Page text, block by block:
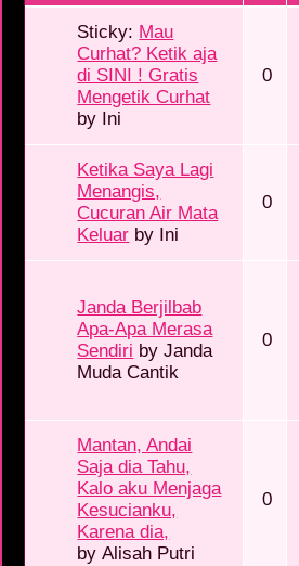
Sticky: Mau
Curhat? Ketik aja
di SINI ! Gratis
Mengetik Curhat
by Ini
0
Ketika Saya Lagi
Menangis,
Cucuran Air Mata
Keluar by Ini
0
Janda Berjilbab
Apa-Apa Merasa
Sendiri byJanda
Muda Cantik
0
Mantan, Andai
Saja dia Tahu,
Kalo aku Menjaga
Kesucianku,
Karena dia,
byAlisah Putri
0